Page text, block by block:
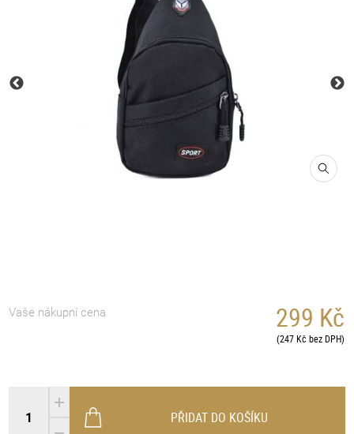
Vaše nákupní cena 299 Kč
(247 Kč bez DPH)
PŘIDAT DO KOŠÍKU